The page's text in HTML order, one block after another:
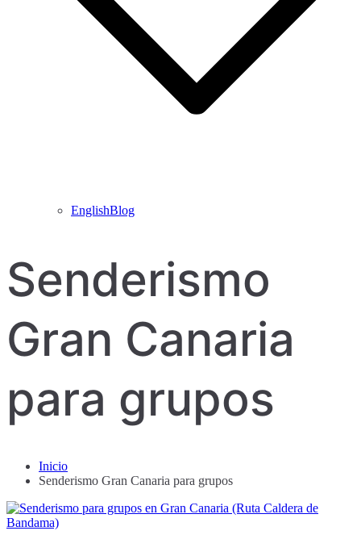
EnglishBlog
Senderismo
Gran Canaria
para grupos
Inicio
Senderismo Gran Canaria para grupos